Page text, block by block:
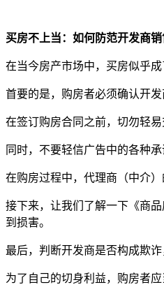
买房不上当：如何防范开发商
在当今房产市场中，买房似乎
首要的是，购房者必须确认开
在签订购房合同之前，切勿轻
同时，不要轻信广告中的各种
在购房过程中，代理商（中介
接下来，让我们了解一下《商
到损害。
最后，判断开发商是否构成欺
为了自己的切身利益，购房者